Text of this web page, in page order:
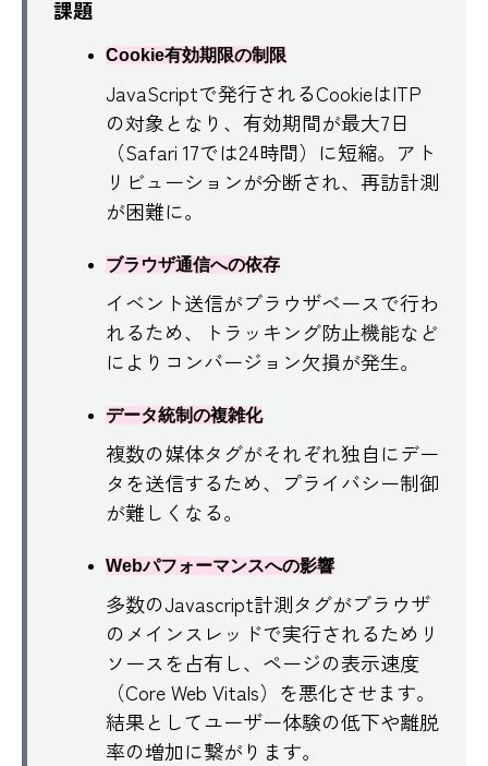
課題
Cookie有効期限の制限
JavaScriptで発行されるCookieはITP
の対象となり、有効期間が最大7日
（Safari 17では24時間）に短縮。アト
リビューションが分断され、再訪計測
が困難に。
ブラウザ通信への依存
イベント送信がブラウザベースで行わ
れるため、トラッキング防止機能など
によりコンバージョン欠損が発生。
データ統制の複雑化
複数の媒体タグがそれぞれ独自にデー
タを送信するため、プライバシー制御
が難しくなる。
Webパフォーマンスへの影響
多数のJavascript計測タグがブラウザ
のメインスレッドで実行されるためリ
ソースを占有し、ページの表示速度
（Core Web Vitals）を悪化させます。
結果としてユーザー体験の低下や離脱
率の増加に繋がります。